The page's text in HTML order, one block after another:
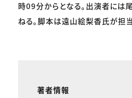
時09分からとなる。出演者には
ねる。脚本は遠山絵梨香氏が担
著者情報